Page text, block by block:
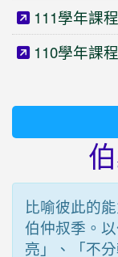
111學年課
110學年課
伯
比喻彼此的
伯仲叔季。
亮」、「不